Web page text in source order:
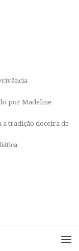
por Madeline
a tradição doceira de